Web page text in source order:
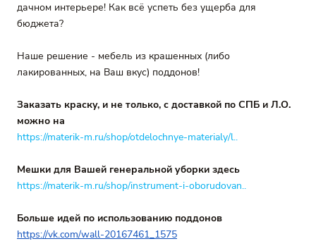
дачном интерьере! Как всё успеть без ущерба для
бюджета?
Наше решение - мебель из крашенных (либо
лакированных, на Ваш вкус) поддонов!
Заказать краску, и не только, с доставкой по СПБ и Л.О.
можно на
https://materik-m.ru/shop/otdelochnye-materialy/l..
Мешки для Вашей генеральной уборки здесь
https://materik-m.ru/shop/instrument-i-oborudovan..
Больше идей по использованию поддонов
https://vk.com/wall-20167461_1575